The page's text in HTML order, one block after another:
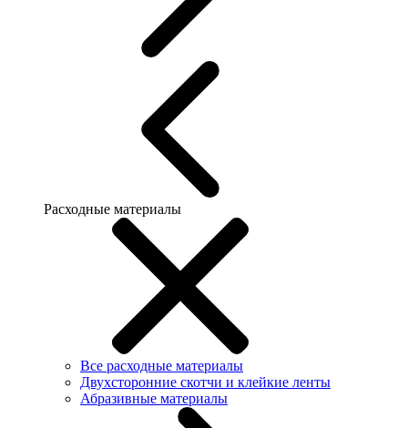
Расходные материалы
Все расходные материалы
Двухсторонние скотчи и клейкие ленты
Абразивные материалы